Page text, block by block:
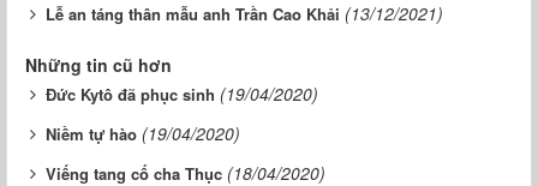
Lễ an táng thân mẫu anh Trần Cao Khải (13/12/2021)
Những tin cũ hơn
Đức Kytô đã phục sinh (19/04/2020)
Niềm tự hào (19/04/2020)
Viếng tang cố cha Thục (18/04/2020)